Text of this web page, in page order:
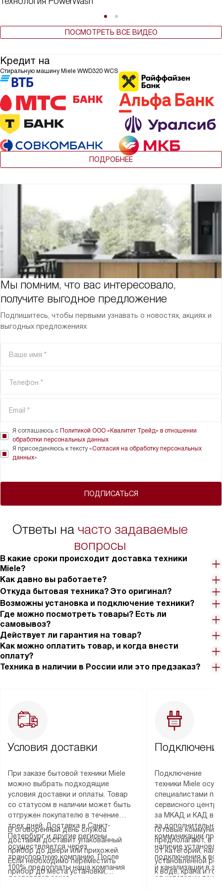
ПОСМОТРЕТЬ ВСЕ ВИДЕО
Кредит на
Стиральную машину Miele WWD320 WCS
ПОДРОБНЕЕ
Мы помним, что вас интересовало,
получите выгодное предложение
Подпишитесь, чтобы первыми узнавать о новостях, акциях и
выгодных предложениях
ПОДПИСАТЬСЯ
Я соглашаюсь с Политикой ООО «Квалитет Трейд» в отношении
обработки персональных данных
Я присоединяюсь к тексту «Согласия на обработку персональных
данных»
Ответы на часто задаваемые
вопросы
В какие сроки происходит доставка техники
Miele?
Как давно вы работаете?
Откуда бытовая техника? Это оригинал?
Возможны установка и подключение техники?
Где можно посмотреть товары? Есть ли
самовывоз?
Действует ли гарантия на товар?
Как можно оплатить товар, и когда внести
оплату?
Техника в наличии в России или это предзаказ?
Условия доставки
При заказе бытовой техники Miele
можно выбрать подходящие
условия доставки и оплаты. Товар
со статусом в наличии может быть
отгружен покупателю в течение
трех дней. Доставка в Санкт-
Петербург и другие регионы
осуществляется через
транспортную компанию. После
100% предоплаты наша компания
доставляет заказ
В оговоренный день служба
доставки доставит упакованный
прибор до двери или прихожей.
Если необходимо переместить
прибор до места установки,
Подключение
техники Miele
специалистами
сервисного
за МКАД и КАД
за
коммуникации
наличие
подключения к
и канализации в
от категории
Готовые
предполагают, в
от категории,
установленной
к воде, крана и